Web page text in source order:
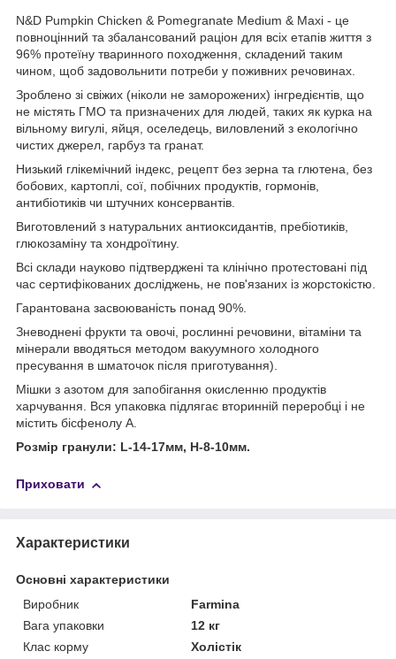
N&D Pumpkin Chicken & Pomegranate Medium & Maxi - це
повноцінний та збалансований раціон для всіх етапів життя з
96% протеїну тваринного походження, складений таким
чином, щоб задовольнити потреби у поживних речовинах.
Зроблено зі свіжих (ніколи не заморожених) інгредієнтів, що
не містять ГМО та призначених для людей, таких як курка на
вільному вигулі, яйця, оселедець, виловлений з екологічно
чистих джерел, гарбуз та гранат.
Низький глікемічний індекс, рецепт без зерна та глютена, без
бобових, картоплі, сої, побічних продуктів, гормонів,
антибіотиків чи штучних консервантів.
Виготовлений з натуральних антиоксидантів, пребіотиків,
глюкозаміну та хондроїтину.
Всі склади науково підтверджені та клінічно протестовані під
час сертифікованих досліджень, не пов'язаних із жорстокістю.
Гарантована засвоюваність понад 90%.
Зневоднені фрукти та овочі, рослинні речовини, вітаміни та
мінерали вводяться методом вакуумного холодного
пресування в шматочок після приготування).
Мішки з азотом для запобігання окисленню продуктів
харчування. Вся упаковка підлягає вторинній переробці і не
містить бісфенолу А.
Розмір гранули: L-14-17мм, H-8-10мм.
Приховати
Характеристики
Основні характеристики
Виробник
Farmina
Вага упаковки
12 кг
Клас корму
Холістік